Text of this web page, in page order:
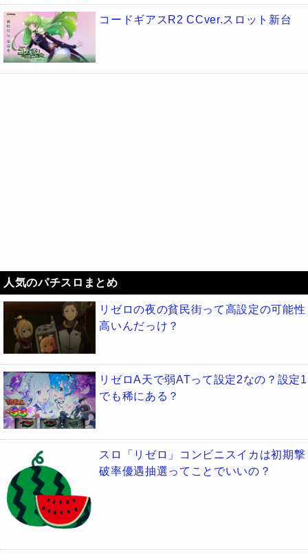
コードギアスR2 CCver.スロット新台
人気のパチスロまとめ
リゼロの夜の貧民街って高設定の可能性
高いんだっけ？
リゼロA天で弱ATって設定2なの？設定1
でも稀にある？
スロ「リゼロ」コンビニスイカは初期撃
破率優遇抽選ってことでいいの？